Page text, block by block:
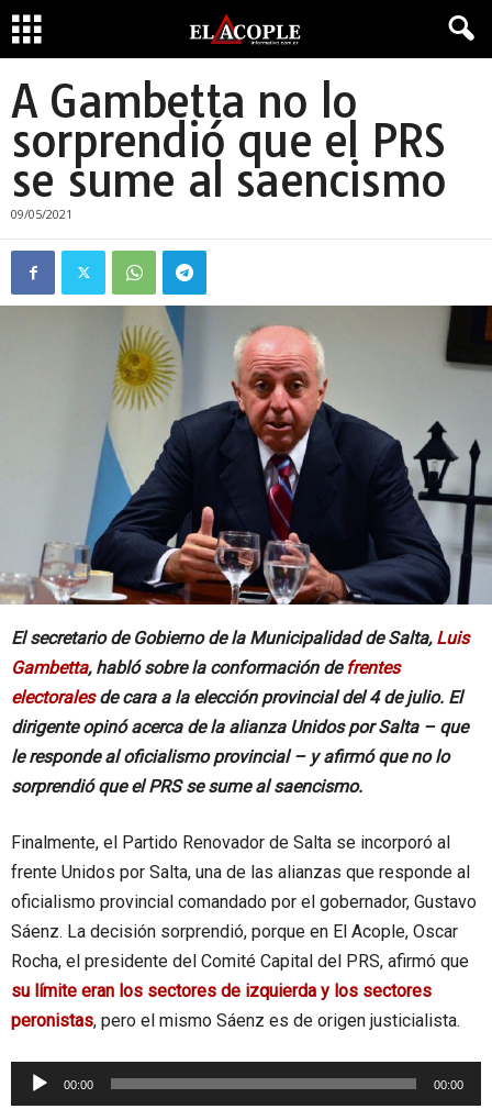
A Gambetta no lo
sorprendió que el PRS
se sume al saencismo
09/05/2021
El secretario de Gobierno de la Municipalidad de Salta, Luis
Gambetta, habló sobre la conformación defrentes
electoralesde cara a la elección provincial del 4 de julio. El
dirigente opinó acerca de la alianza Unidos por Salta – que
le responde al oficialismo provincial – y afirmó que no lo
sorprendió que el PRS se sume al saencismo.
Finalmente, el Partido Renovador de Salta se incorporó al
frente Unidos por Salta, una de las alianzas que responde al
oficialismo provincial comandado por el gobernador, Gustavo
Sáenz. La decisión sorprendió, porque en El Acople, Oscar
Rocha, el presidente del Comité Capital del PRS, afirmó que
su límite eran los sectores de izquierda y los sectores
peronistas, pero el mismo Sáenz es de origen justicialista.
Reproductor
00:00 00:00